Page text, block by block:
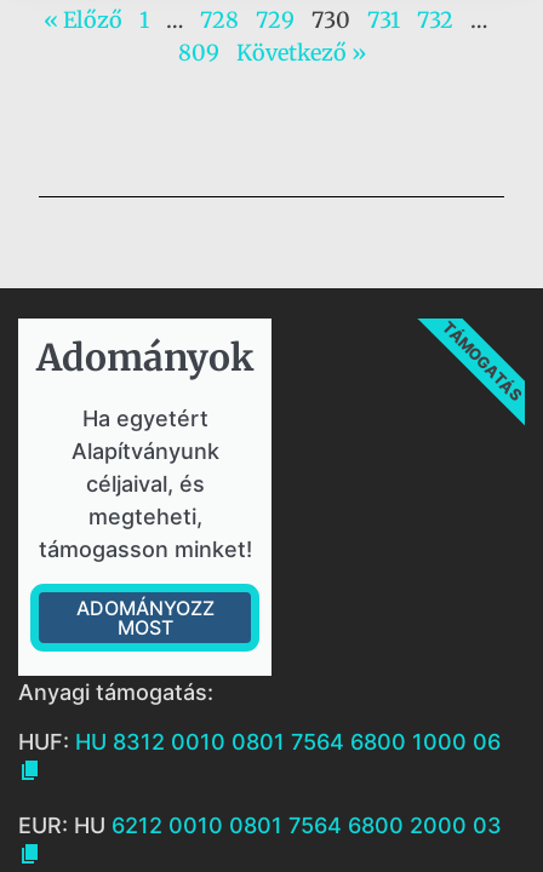
« Előző 1 … 728 729 730 731 732
…
809
Következő »
Adományok​
Ha egyetért
Alapítványunk
céljaival, és
megteheti,
támogasson minket!
ADOMÁNYOZZ
MOST
TÁMOGATÁS
Anyagi támogatás:
HUF: HU 8312 0010 0801 7564 6800 1000 06

EUR: HU 6212 0010 0801 7564 6800 2000 03
